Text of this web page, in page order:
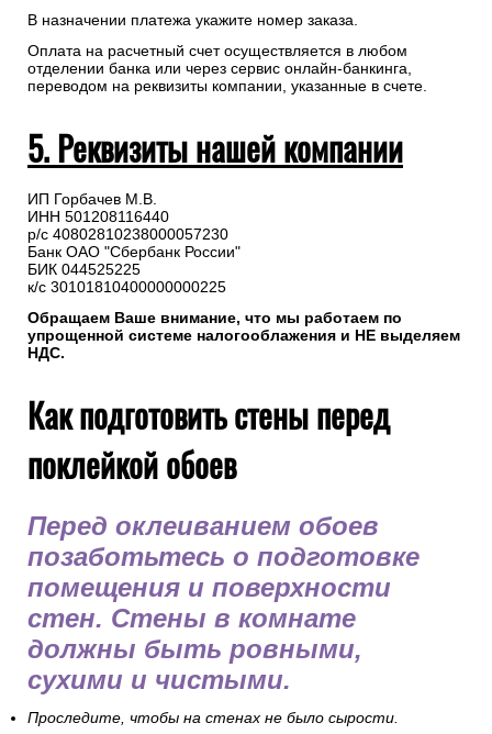
В назначении платежа укажите номер заказа.
Оплата на расчетный счет осуществляется в любом
отделении банка или через сервис онлайн-банкинга,
переводом на реквизиты компании, указанные в счете.
5. Реквизиты нашей компании
ИП Горбачев М.В.
ИНН 501208116440
р/с 40802810238000057230
Банк ОАО "Сбербанк России"
БИК 044525225
к/с 30101810400000000225
Обращаем Ваше внимание, что мы работаем по
упрощенной системе налогооблажения и НЕ выделяем
НДС.
Как подготовить стены перед
поклейкой обоев
Перед оклеиванием обоев
позаботьтесь о подготовке
помещения и поверхности
стен. Стены в комнате
должны быть ровными,
сухими и чистыми.
Проследите, чтобы на стенах не было сырости.